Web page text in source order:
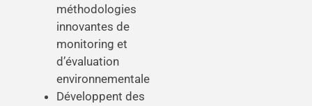
méthodologies
innovantes de
monitoring et
d’évaluation
environnementale
Développent des